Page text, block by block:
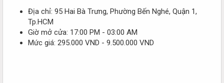
Địa chỉ: 95 Hai Bà Trưng, Phường Bến Nghé, Quận 1,
Tp.HCM
Giờ mở cửa: 17:00 PM - 03:00 AM
Mức giá: 295.000 VND - 9.500.000 VND